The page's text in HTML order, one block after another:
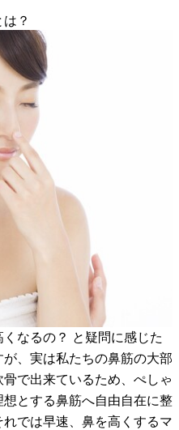
？
なるの？ と疑問に感じた
、実は私たちの鼻筋の大部
で出来ているため、ぺしゃ
とする鼻筋へ自由自在に整
では早速、鼻を高くするマ